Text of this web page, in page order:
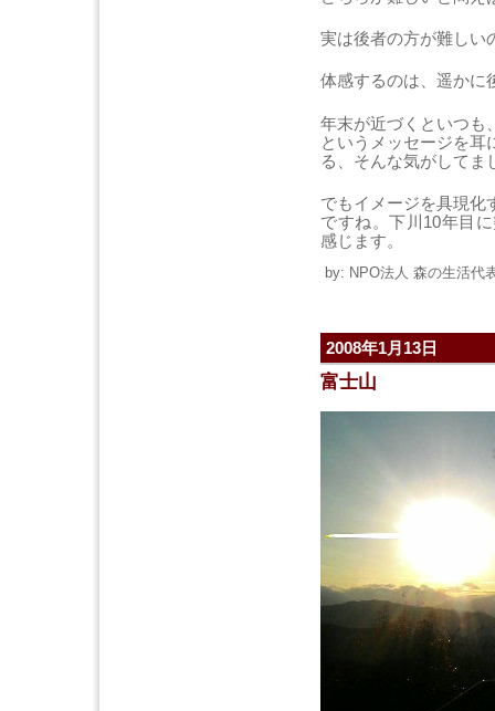
実は後者の方が難しい
体感するのは、遥かに
年末が近づくといつも
というメッセージを耳
る、そんな気がしてま
でもイメージを具現化
ですね。下川10年目
感じます。
by: NPO法人 森の生活代
2008年1月13日
富士山